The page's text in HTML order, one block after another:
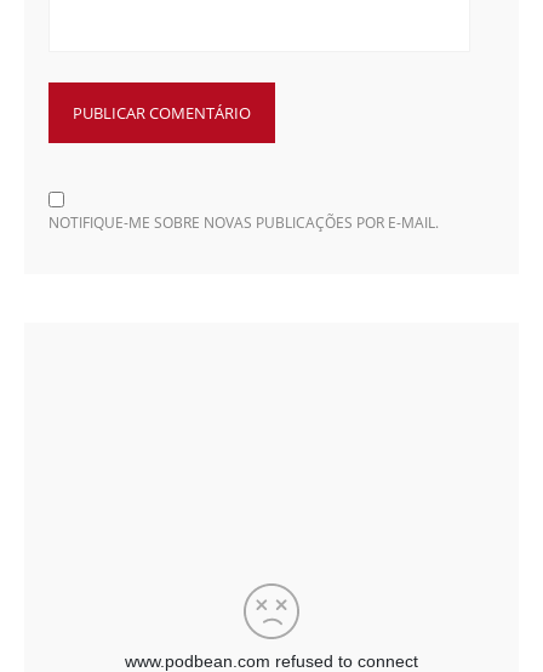
NOTIFIQUE-ME SOBRE NOVAS PUBLICAÇÕES POR E-MAIL.